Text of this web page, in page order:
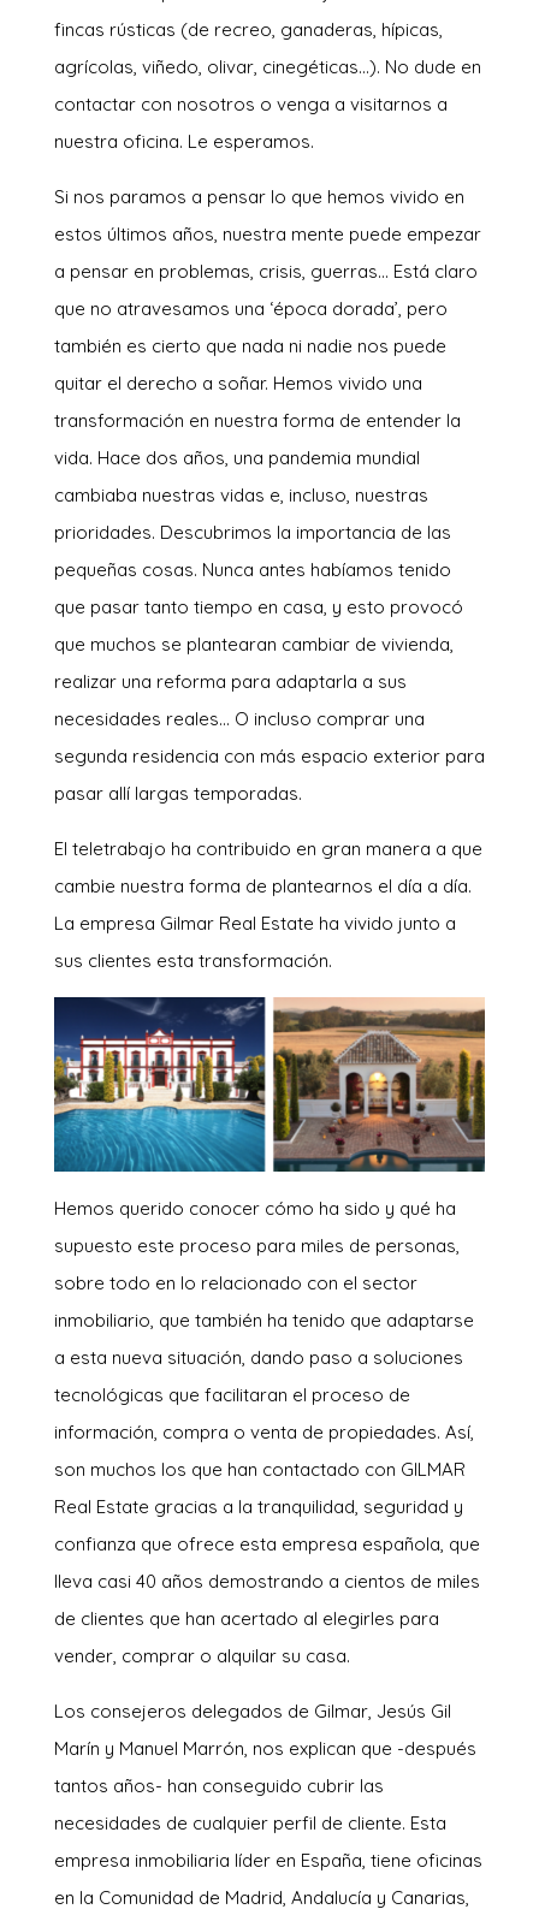
fincas rústicas (de recreo, ganaderas, hípicas,
agrícolas, viñedo, olivar, cinegéticas…). No dude en
contactar con nosotros o venga a visitarnos a
nuestra oficina. Le esperamos.
Si nos paramos a pensar lo que hemos vivido en
estos últimos años, nuestra mente puede empezar
a pensar en problemas, crisis, guerras… Está claro
que no atravesamos una ‘época dorada’, pero
también es cierto que nada ni nadie nos puede
quitar el derecho a soñar. Hemos vivido una
transformación en nuestra forma de entender la
vida. Hace dos años, una pandemia mundial
cambiaba nuestras vidas e, incluso, nuestras
prioridades. Descubrimos la importancia de las
pequeñas cosas. Nunca antes habíamos tenido
que pasar tanto tiempo en casa, y esto provocó
que muchos se plantearan cambiar de vivienda,
realizar una reforma para adaptarla a sus
necesidades reales… O incluso comprar una
segunda residencia con más espacio exterior para
pasar allí largas temporadas.
El teletrabajo ha contribuido en gran manera a que
cambie nuestra forma de plantearnos el día a día.
La empresa Gilmar Real Estate ha vivido junto a
sus clientes esta transformación.
Hemos querido conocer cómo ha sido y qué ha
supuesto este proceso para miles de personas,
sobre todo en lo relacionado con el sector
inmobiliario, que también ha tenido que adaptarse
a esta nueva situación, dando paso a soluciones
tecnológicas que facilitaran el proceso de
información, compra o venta de propiedades. Así,
son muchos los que han contactado con GILMAR
Real Estate gracias a la tranquilidad, seguridad y
confianza que ofrece esta empresa española, que
lleva casi 40 años demostrando a cientos de miles
de clientes que han acertado al elegirles para
vender, comprar o alquilar su casa.
Los consejeros delegados de Gilmar, Jesús Gil
Marín y Manuel Marrón, nos explican que -después
tantos años- han conseguido cubrir las
necesidades de cualquier perfil de cliente. Esta
empresa inmobiliaria líder en España, tiene oficinas
en la Comunidad de Madrid, Andalucía y Canarias,